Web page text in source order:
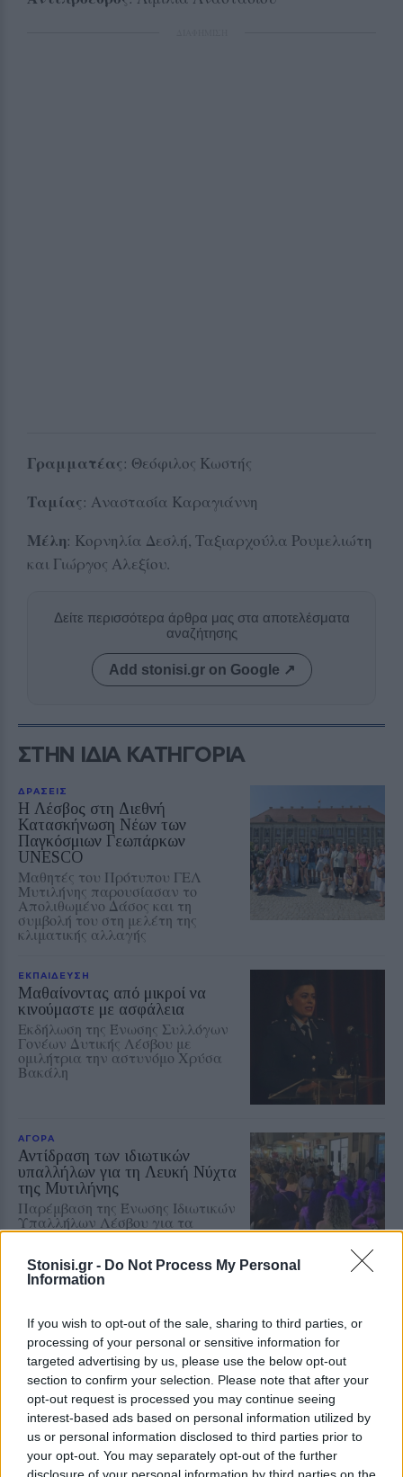
Stonisi.gr - Do Not Process My Personal
Information
If you wish to opt-out of the sale, sharing to third parties, or
processing of your personal or sensitive information for
targeted advertising by us, please use the below opt-out
section to confirm your selection. Please note that after your
opt-out request is processed you may continue seeing
interest-based ads based on personal information utilized by
us or personal information disclosed to third parties prior to
your opt-out. You may separately opt-out of the further
Γραμματέας: Θεόφιλος Κωστής
Ταμίας: Αναστασία Καραγιάννη
Μέλη: Κορνηλία Δεσλή, Ταξιαρχούλα Ρουμελιώτη
και Γιώργος Αλεξίου.
Δείτε περισσότερα άρθρα μας στα αποτελέσματα
αναζήτησης
Add stonisi.gr on Google ↗
ΣΤΗΝ ΙΔΙΑ ΚΑΤΗΓΟΡΙΑ
ΔΡΑΣΕΙΣ
Η Λέσβος στη Διεθνή
Κατασκήνωση Νέων των
Παγκόσμιων Γεωπάρκων
UNESCO
Μαθητές του Πρότυπου ΓΕΛ
Μυτιλήνης παρουσίασαν το
Απολιθωμένο Δάσος και τη
συμβολή του στη μελέτη της
κλιματικής αλλαγής
ΕΚΠΑΙΔΕΥΣΗ
Μαθαίνοντας από μικροί να
κινούμαστε με ασφάλεια
Εκδήλωση της Ένωσης Συλλόγων
Γονέων Δυτικής Λέσβου με
ομιλήτρια την αστυνόμο Χρύσα
Βακάλη
ΑΓΟΡΑ
Αντίδραση των ιδιωτικών
υπαλλήλων για τη Λευκή Νύχτα
της Μυτιλήνης
Παρέμβαση της Ένωσης Ιδιωτικών
Υπαλλήλων Λέσβου για τα
διευρυμένα ωράρια και τις
καταστήματα
Έκκληση για νέο πυροσβεστικό
όχημα στο Πλωμάρι
Ξεκίνησε εκστρατεία
συγκέντρωσης χρημάτων για την
αγορά νέου πυροσβεστικού
οχήματος 4Χ4
ΔΡΑΣΕΙΣ